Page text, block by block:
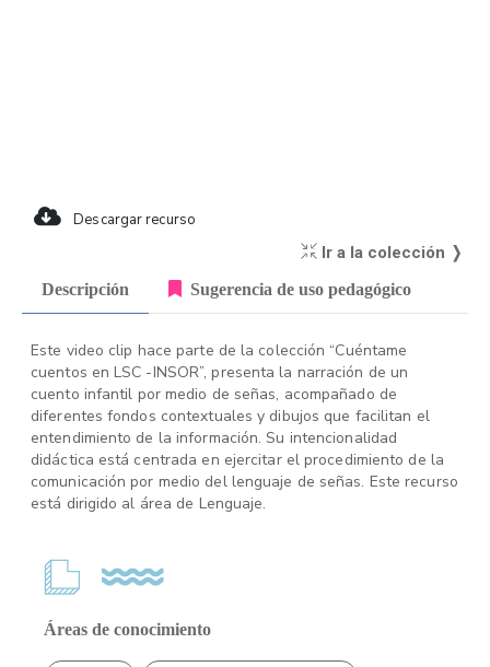
Descargar recurso
Ir a la colección ❭
Descripción Sugerencia de uso pedagógico
Este video clip hace parte de la colección “Cuéntame
cuentos en LSC -INSOR”, presenta la narración de un
cuento infantil por medio de señas, acompañado de
diferentes fondos contextuales y dibujos que facilitan el
entendimiento de la información. Su intencionalidad
didáctica está centrada en ejercitar el procedimiento de la
comunicación por medio del lenguaje de señas. Este recurso
está dirigido al área de Lenguaje.
Áreas de conocimiento